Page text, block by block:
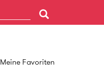
Meine Favoriten